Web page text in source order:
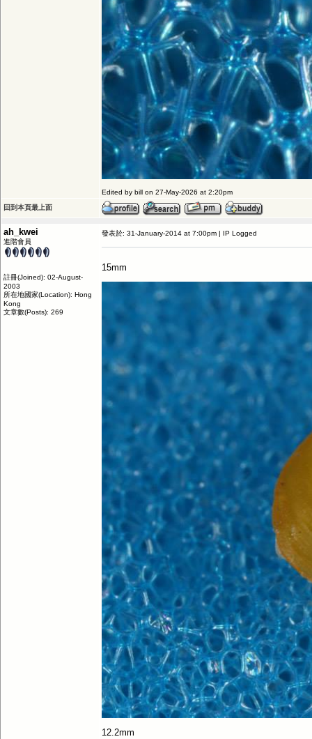
Edited by bill on 27-May-2026 at 2:20pm
回到本頁最上面
ah_kwei
進階會員
註冊(Joined): 02-August-
2003
所在地國家(Location): Hong
Kong
文章數(Posts): 269
發表於: 31-January-2014 at 7:00pm | IP Logged
15mm
12.2mm